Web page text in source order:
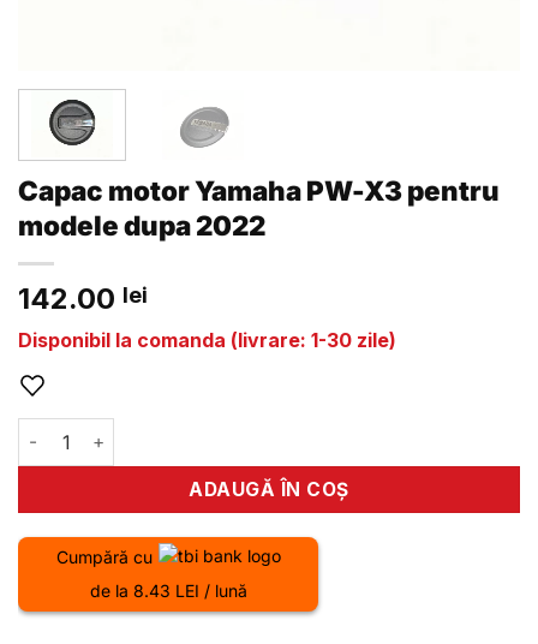
Capac motor Yamaha PW-X3 pentru
modele dupa 2022
142.00 lei
Disponibil la comanda (livrare: 1-30 zile)
Cantitate Capac motor Yamaha PW-X3 pentru modele
ADAUGĂ ÎN COȘ
Cumpără cu
de la 8.43 LEI / lună